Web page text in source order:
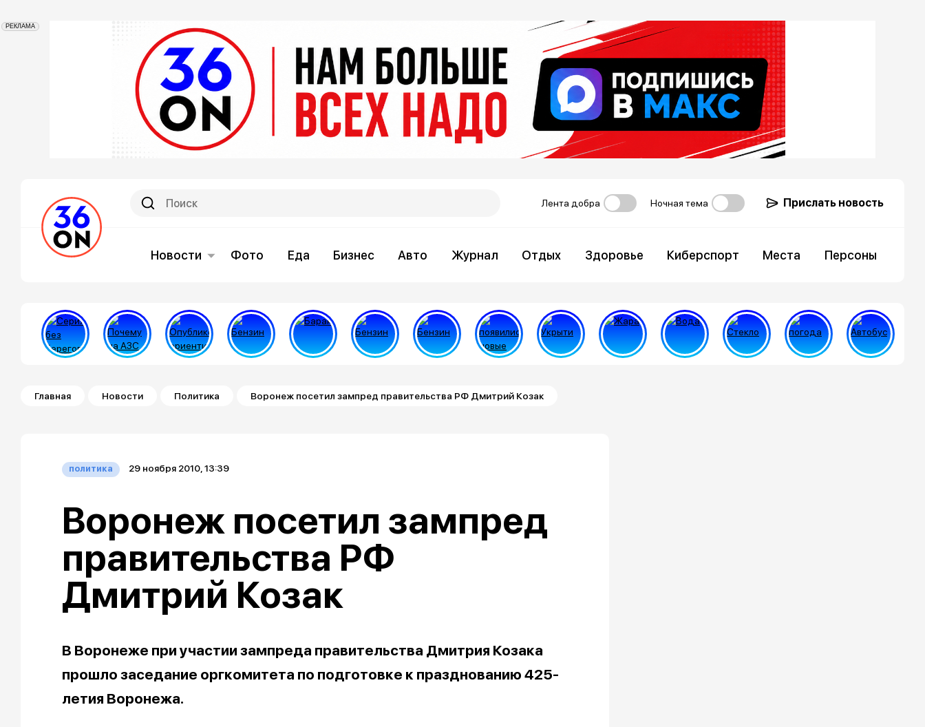
РЕКЛАМА
Лента добра Ночная тема Прислать новость
Новости Фото Еда Бизнес Авто Журнал Отдых Здоровье Киберспорт Места Персоны
Строка навигации
Главная Новости Политика Воронеж посетил зампред правительства РФ Дмитрий Козак
политика 29 ноября 2010, 13:39
Воронеж посетил зампред
правительства РФ
Дмитрий Козак
В Воронеже при участии зампреда правительства Дмитрия Козака
прошло заседание оргкомитета по подготовке к празднованию 425-
летия Воронежа.